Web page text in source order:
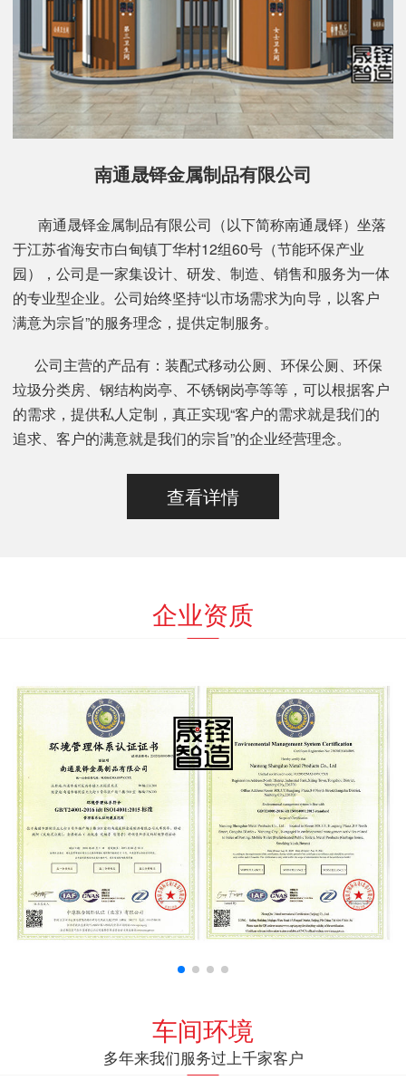
南通晟铎金属制品有限公司
南通晟铎金属制品有限公司（以下简称南通晟铎）坐落
于江苏省海安市白甸镇丁华村12组60号（节能环保产业
园），公司是一家集设计、研发、制造、销售和服务为一体
的专业型企业。公司始终坚持“以市场需求为向导，以客户
满意为宗旨”的服务理念，提供定制服务。
公司主营的产品有：装配式移动公厕、环保公厕、环保
垃圾分类房、钢结构岗亭、不锈钢岗亭等等，可以根据客户
的需求，提供私人定制，真正实现“客户的需求就是我们的
追求、客户的满意就是我们的宗旨”的企业经营理念。
查看详情
企业资质
车间环境
多年来我们服务过上千家客户